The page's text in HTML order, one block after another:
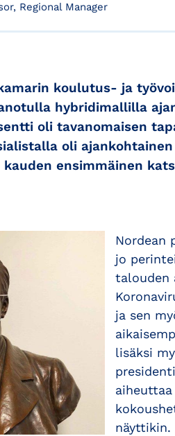
Regional Manager
koulutus- ja
hybridimallilla
oli tavanomaisen
oli
ensimmäinen
Nordean
jo
talouden
ja sen
lisäksi
näyttikin.